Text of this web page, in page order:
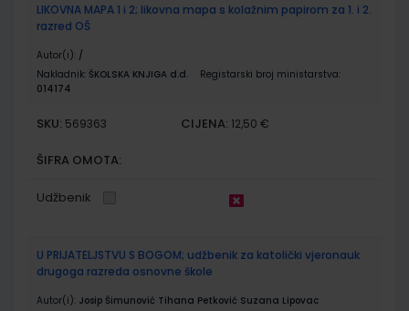
LIKOVNA MAPA 1 i 2; likovna mapa s kolažnim papirom za 1. i 2.
razred OŠ
Autor(i): /
Nakladnik: ŠKOLSKA KNJIGA d.d.
Registarski broj ministarstva:
014174
SKU: 569363 CIJENA: 12,50 €
ŠIFRA OMOTA:
Udžbenik
U PRIJATELJSTVU S BOGOM; udžbenik za katolički vjeronauk
drugoga razreda osnovne škole
Autor(i): Josip Šimunović Tihana Petković Suzana Lipovac